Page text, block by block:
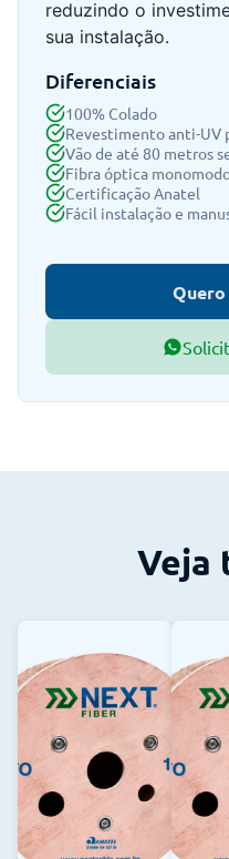
reduzindo o
sua instalação.
Diferenciais
100% Colado
Revestimento anti-UV
Vão de até 80 metros
Fibra óptica
Certificação Anatel
Fácil instalação e
Veja